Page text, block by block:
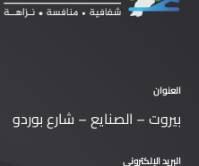
العنوان
بيروت – الصنايع – شارع بوردو
البريد الإلكتروني